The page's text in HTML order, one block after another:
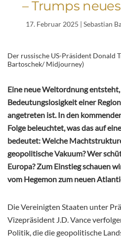
– Trumps
17. Februar 2025 | Sebastian
Der russische US-Präsident Donald
Bartoschek/ Midjourney)
Eine neue Weltordnung
Bedeutungslosigkeit einer
angetreten ist. In den
Folge beleuchtet, was das auf
bedeutet: Welche
geopolitische Vakuum? Wer
Europa? Zum Einstieg schauen
vom Hegemon zum neuen
Die Vereinigten Staaten unter
Vizepräsident J.D. Vance
Politik, die die geopolitische